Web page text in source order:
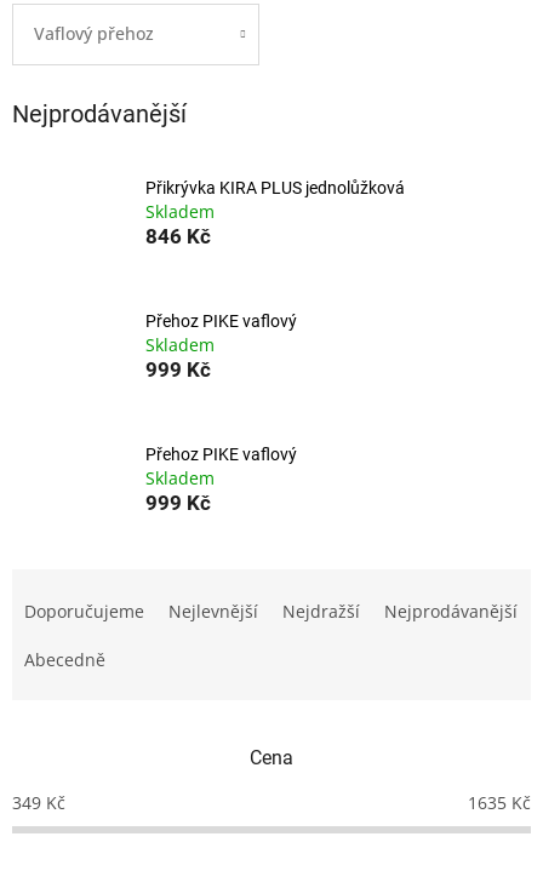
Vaflový přehoz
Nejprodávanější
Přikrývka KIRA PLUS jednolůžková
Skladem
846 Kč
Přehoz PIKE vaflový
Skladem
999 Kč
Přehoz PIKE vaflový
Skladem
999 Kč
o
d
Doporučujeme Nejlevnější Nejdražší Nejprodávanější
Abecedně
Cena
349 Kč 1635 Kč